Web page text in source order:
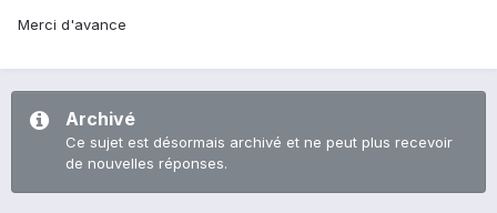
Merci d'avance
Archivé
Ce sujet est désormais archivé et ne peut plus recevoir
de nouvelles réponses.